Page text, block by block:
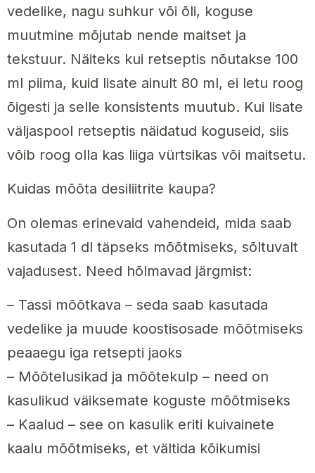
vedelike, nagu suhkur või õli, koguse
muutmine mõjutab nende maitset ja
tekstuur. Näiteks kui retseptis nõutakse 100
ml piima, kuid lisate ainult 80 ml, ei letu roog
õigesti ja selle konsistents muutub. Kui lisate
väljaspool retseptis näidatud koguseid, siis
võib roog olla kas liiga vürtsikas või maitsetu.
Kuidas mõõta desiliitrite kaupa?
On olemas erinevaid vahendeid, mida saab
kasutada 1 dl täpseks mõõtmiseks, sõltuvalt
vajadusest. Need hõlmavad järgmist:
– Tassi mõõtkava – seda saab kasutada
vedelike ja muude koostisosade mõõtmiseks
peaaegu iga retsepti jaoks
– Mõõtelusikad ja mõõtekulp – need on
kasulikud väiksemate koguste mõõtmiseks
– Kaalud – see on kasulik eriti kuivainete
kaalu mõõtmiseks, et vältida kõikumisi